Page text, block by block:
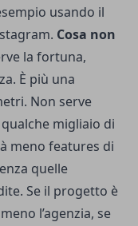
usando il
Cosa non
la fortuna,
È più una
Non serve
migliaio di
meno features di
quelle
Se il progetto è
l’agenzia, se